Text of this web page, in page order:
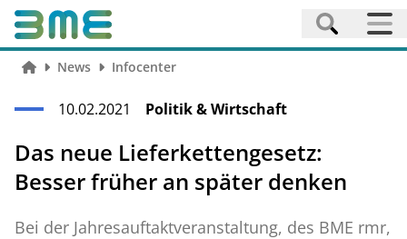
News Infocenter
10.02.2021 Politik & Wirtschaft
Das neue Lieferkettengesetz:
Besser früher an später denken
Bei der Jahresauftaktveranstaltung, des BME rmr,